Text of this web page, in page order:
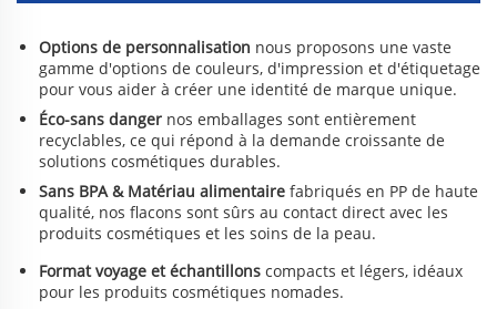
Options de personnalisation nous proposons une vaste
gamme d'options de couleurs, d'impression et d'étiquetage
pour vous aider à créer une identité de marque unique.
Éco-sans danger nos emballages sont entièrement
recyclables, ce qui répond à la demande croissante de
solutions cosmétiques durables.
Sans BPA & Matériau alimentaire fabriqués en PP de haute
qualité, nos flacons sont sûrs au contact direct avec les
produits cosmétiques et les soins de la peau.
Format voyage et échantillons compacts et légers, idéaux
pour les produits cosmétiques nomades.